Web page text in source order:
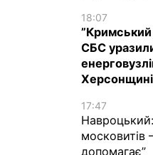
18:07
СБС
Херсонщині
17:47
допомагає”